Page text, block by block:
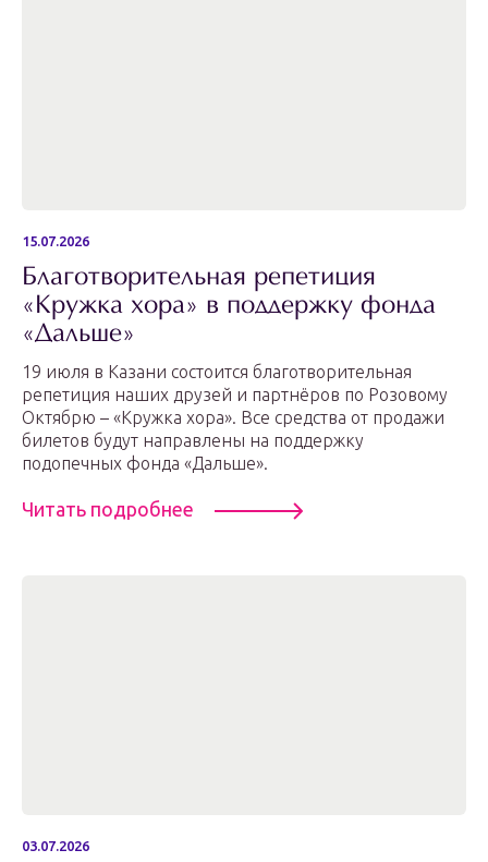
15.07.2026
Благотворительная репетиция
«Кружка хора» в поддержку фонда
«Дальше»
19 июля в Казани состоится благотворительная
репетиция наших друзей и партнёров по Розовому
Октябрю – «Кружка хора». Все средства от продажи
билетов будут направлены на поддержку
подопечных фонда «Дальше».
Читать подробнее
03.07.2026